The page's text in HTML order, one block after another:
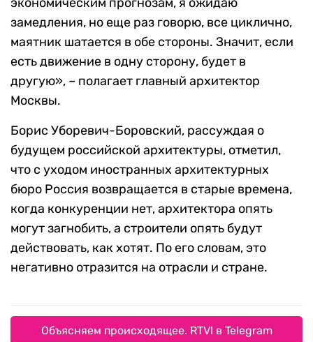
замедления, но еще раз говорю, все циклично,
маятник шатается в обе стороны. Значит, если
есть движение в одну сторону, будет в
другую», – полагает главный архитектор
Москвы.
Борис Уборевич-Боровский, рассуждая о
будущем российской архитектуры, отметил,
что с уходом иностранных архитектурных
бюро Россия возвращается в старые времена,
когда конкуренции нет, архитектора опять
могут загнобить, а строители опять будут
действовать, как хотят. По его словам, это
негативно отразится на отрасли и стране.
Объясняем происходящее. RTVI в Telegram